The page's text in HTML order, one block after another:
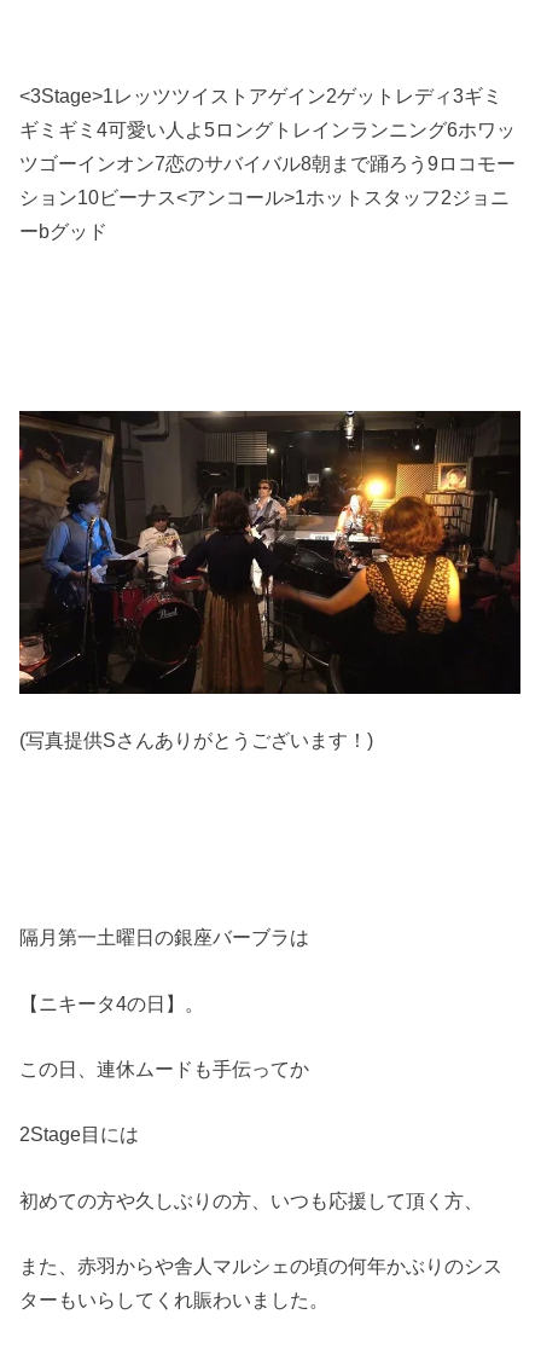
<3Stage>1レッツツイストアゲイン2ゲットレディ3ギミ
ギミギミ4可愛い人よ5ロングトレインランニング6ホワッ
ツゴーインオン7恋のサバイバル8朝まで踊ろう9ロコモー
ション10ビーナス<アンコール>1ホットスタッフ2ジョニ
ーbグッド
(写真提供Sさんありがとうございます！)
隔月第一土曜日の銀座バーブラは
【ニキータ4の日】。
この日、連休ムードも手伝ってか
2Stage目には
初めての方や久しぶりの方、いつも応援して頂く方、
また、赤羽からや舎人マルシェの頃の何年かぶりのシス
ターもいらしてくれ賑わいました。